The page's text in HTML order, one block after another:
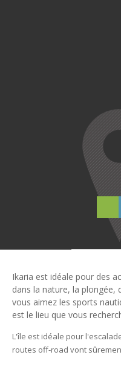
Ikaria est idéale pour des
dans la nature, la plongée,
vous aimez les sports
est le lieu que vous
L'île est idéale pour
routes off-road vont